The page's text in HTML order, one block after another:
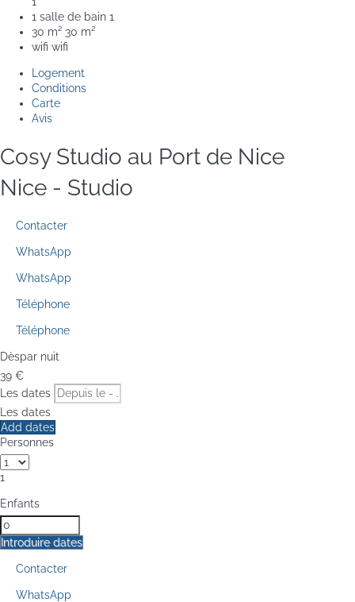
1 salle de bain 1
30 m² 30 m²
wifi wifi
Logement
Conditions
Carte
Avis
Cosy Studio au Port de Nice
Nice - Studio
Contacter
WhatsApp
WhatsApp
Téléphone
Téléphone
Dèspar nuit
39 €
Les dates
Les dates
Add dates
Personnes
1
Enfants
Introduire dates
Contacter
WhatsApp